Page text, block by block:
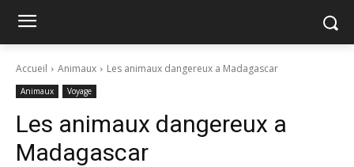
Accueil Animaux Les animaux dangereux a Madagascar
Animaux Voyage
Les animaux dangereux a
Madagascar